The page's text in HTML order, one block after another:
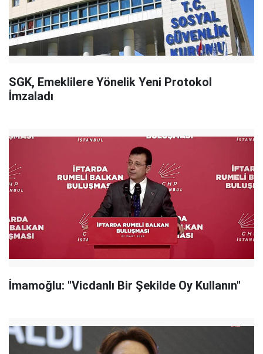
SGK, Emeklilere Yönelik Yeni Protokol
İmzaladı
İmamoğlu: "Vicdanlı Bir Şekilde Oy Kullanın"